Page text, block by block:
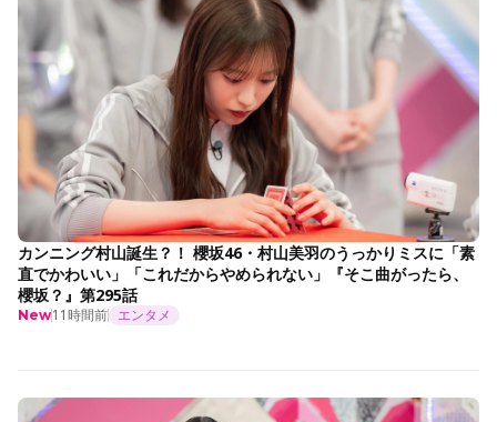
カンニング村山誕生？！ 櫻坂46・村山美羽のうっかりミスに「素
直でかわいい」「これだからやめられない」『そこ曲がったら、
櫻坂？』第295話
New11時間前 エンタメ